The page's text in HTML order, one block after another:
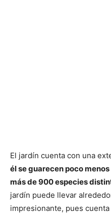
El jardín cuenta con una
él se guarecen poco
más de 900 especies
jardín puede llevar
impresionante, pues